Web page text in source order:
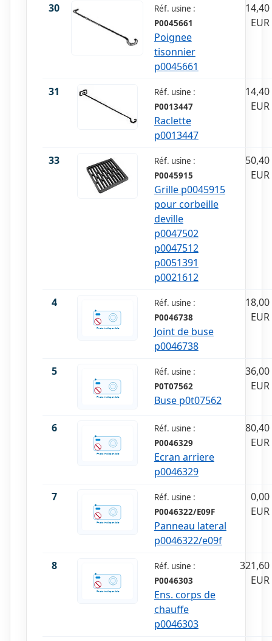
30
Réf. usine :
P0045661
Poignee
tisonnier
p0045661
14,40
EUR
31
Réf. usine :
P0013447
Raclette
p0013447
14,40
EUR
33
Réf. usine :
P0045915
Grille p0045915
pour corbeille
deville
p0047502
p0047512
p0051391
p0021612
50,40
EUR
4
Réf. usine :
P0046738
Joint de buse
p0046738
18,00
EUR
5
Réf. usine :
P0T07562
Buse p0t07562
36,00
EUR
6
Réf. usine :
P0046329
Ecran arriere
p0046329
80,40
EUR
7
Réf. usine :
P0046322/E09F
Panneau lateral
p0046322/e09f
0,00
EUR
8
Réf. usine :
P0046303
Ens. corps de
chauffe
p0046303
321,60
EUR